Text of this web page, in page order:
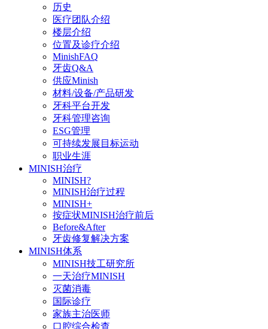
历史
医疗团队介绍
楼层介绍
位置及诊疗介绍
MinishFAQ
牙齿Q&A
供应Minish
材料/设备/产品研发
牙科平台开发
牙科管理咨询
ESG管理
可持续发展目标运动
职业生涯
MINISH治疗
MINISH?
MINISH治疗过程
MINISH+
按症状MINISH治疗前后
Before&After
牙齿修复解决方案
MINISH体系
MINISH技工研究所
一天治疗MINISH
灭菌消毒
国际诊疗
家族主治医师
口腔综合检查